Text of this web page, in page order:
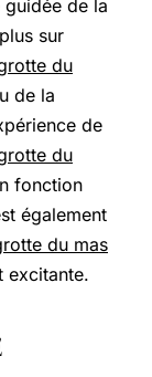
de la
sur
du
de la
de
du
fonction
également
du mas
excitante.